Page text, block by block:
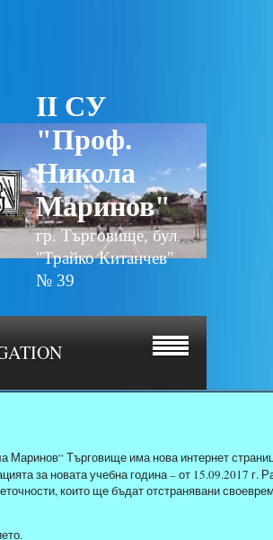
II СУ
"Проф.
Никола
Маринов"
гр. Търговище, бул.
"Трайко Китанчев"
№ 39
Маринов“ Търговище има нова интернет
за новата учебна година – от 15.09.2017
които ще бъдат отстранявани